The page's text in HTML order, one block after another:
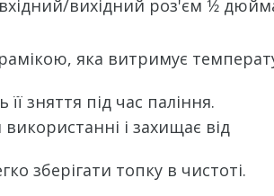
вихідний роз'єм 1⁄2
яка витримує
зняття під час паління.
і захищає від
зберігати топку в чистоті.